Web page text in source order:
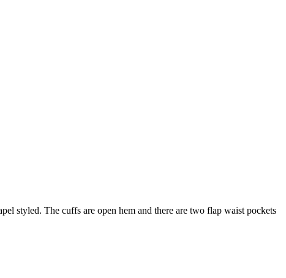
styled. The cuffs are open hem and there are two flap waist pockets